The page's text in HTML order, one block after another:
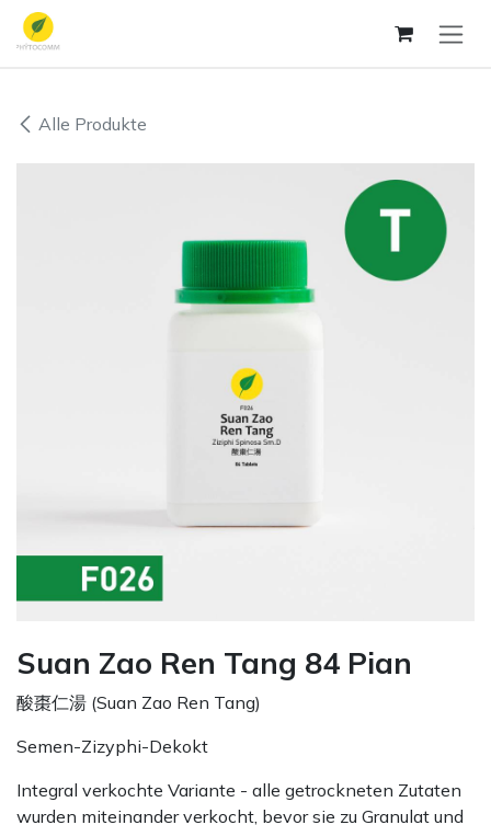
Zum Inhalt springen
Alle Produkte
Suan Zao Ren Tang 84 Pian
酸棗仁湯 (Suan Zao Ren Tang)
Semen-Zizyphi-Dekokt
Integral verkochte Variante - alle getrockneten Zutaten
wurden miteinander verkocht, bevor sie zu Granulat und